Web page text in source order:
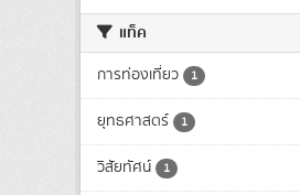
แท็ค
การท่องเที่ยว 1
ยุทธศาสตร์ 1
วิสัยทัศน์ 1